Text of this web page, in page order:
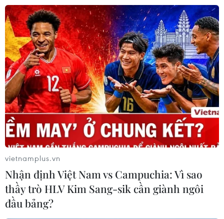
vietnamplus.vn
Nhận định Việt Nam vs Campuchia: Vì sao
thầy trò HLV Kim Sang-sik cần giành ngôi
đầu bảng?